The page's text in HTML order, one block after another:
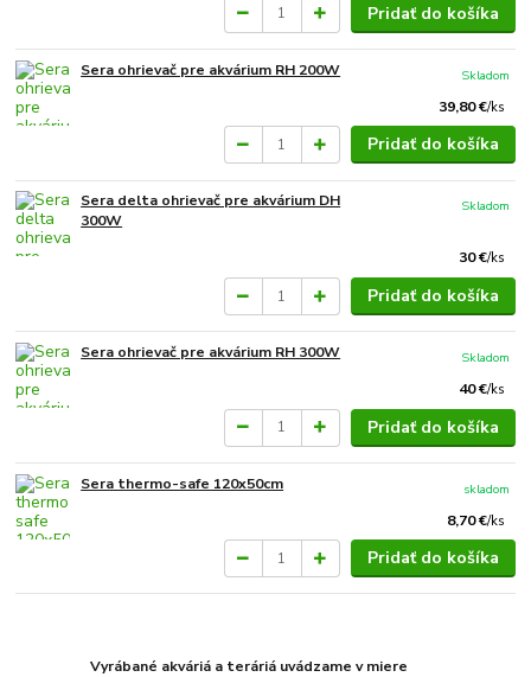
Pridať do košíka
Sera ohrievač pre akvárium RH 200W
39,80 €/ks
Skladom
Pridať do košíka
Sera delta ohrievač pre akvárium DH
300W
30 €/ks
Skladom
Pridať do košíka
Sera ohrievač pre akvárium RH 300W
40 €/ks
Skladom
Pridať do košíka
Sera thermo-safe 120x50cm
8,70 €/ks
skladom
Pridať do košíka
Vyrábané akváriá a teráriá uvádzame v miere